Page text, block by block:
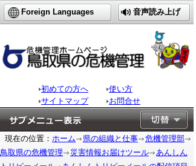
Foreign Languages 音声読み上げ
初めての方へ
使い方
サイトマップ
お問合せ
現在の位置： ホーム 県の組織と仕事
危機管理部
鳥取県の危機管理
災害情報お届けツール
あんしん